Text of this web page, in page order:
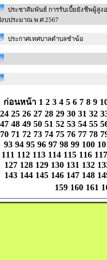
ประชาสัมพันธ์ การรับเบี้ยยังชีพผู้สูง
บประมาณ พ.ศ.2567
ประกาศเทศบาลตำบลชำฆ้อ
ก่อนหน้า 1 2 3 4 5 6 7 8 9
24 25 26 27 28 29 30 31 32
47 48 49 50 51 52 53 54 55
70 71 72 73 74 75 76 77 78
93 94 95 96 97 98 99 100
111 112 113 114 115 116 117
127 128 129 130 131 132
143 144 145 146 147 148
159 160 161